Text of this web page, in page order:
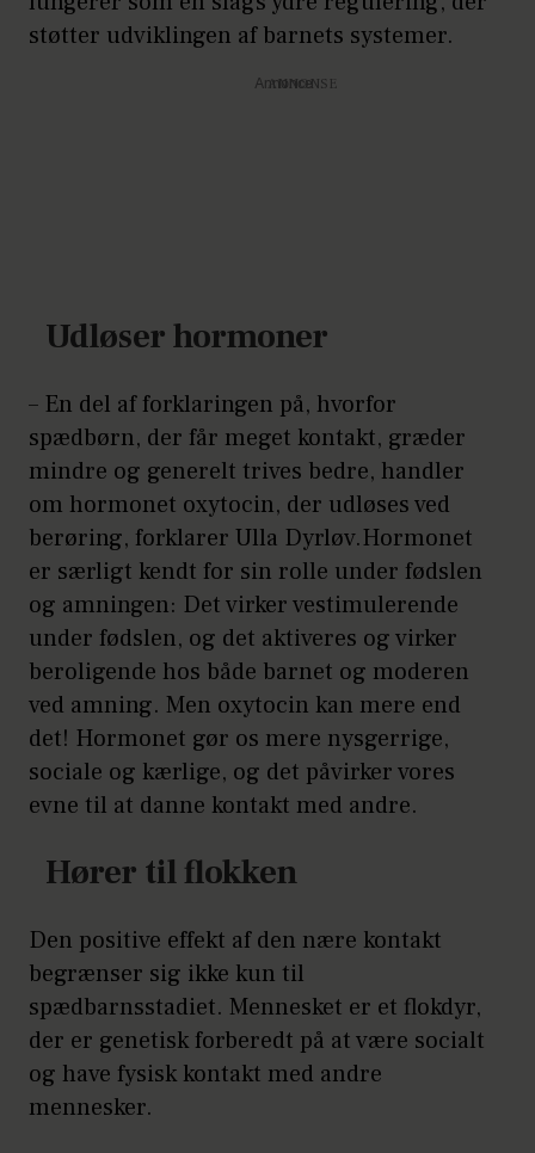
støtter udviklingen af barnets systemer.
Annonce
Udløser hormoner
– En del af forklaringen på, hvorfor
spædbørn, der får meget kontakt, græder
mindre og generelt trives bedre, handler
om hormonet oxytocin, der udløses ved
berøring, forklarer Ulla Dyrløv.Hormonet
er særligt kendt for sin rolle under fødslen
og amningen: Det virker vestimulerende
under fødslen, og det aktiveres og virker
beroligende hos både barnet og moderen
ved amning. Men oxytocin kan mere end
det! Hormonet gør os mere nysgerrige,
sociale og kærlige, og det påvirker vores
evne til at danne kontakt med andre.
Hører til flokken
Den positive effekt af den nære kontakt
begrænser sig ikke kun til
spædbarnsstadiet. Mennesket er et flokdyr,
der er genetisk forberedt på at være socialt
og have fysisk kontakt med andre
mennesker.